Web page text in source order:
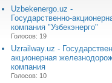
Uzbekenergo.uz -
Государственно-
компания "Узбекэнерго"
Голосов: 19
Uzrailway.uz -
акционерная
компания
Голосов: 10